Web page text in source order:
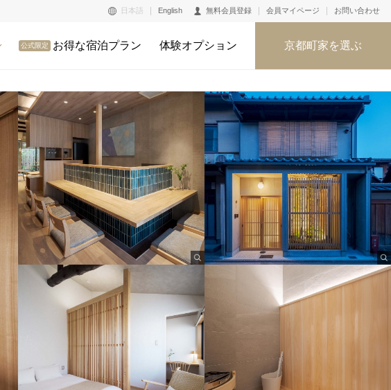
日本語 English 無料会員登録 会員マイページ お問い合わせ
公式限定 お得な宿泊プラン 体験オプション 京都町家を選ぶ